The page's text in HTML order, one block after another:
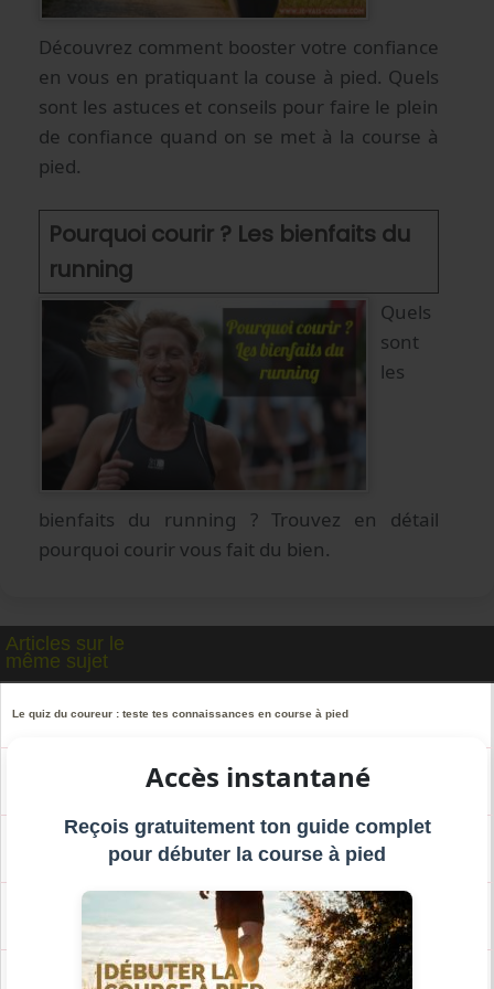
Accès instantané
Reçois gratuitement ton guide complet
pour débuter la course à pied
Découvrez comment booster votre confiance
en vous en pratiquant la couse à pied. Quels
sont les astuces et conseils pour faire le plein
de confiance quand on se met à la course à
pied.
Pourquoi courir ? Les bienfaits du
running
Quels
sont
les
bienfaits du running ? Trouvez en détail
pourquoi courir vous fait du bien.
Articles sur le
même sujet
Le quiz du coureur : teste tes connaissances en course à pied
Les 7 signes qui prouvent que vous sortez avec un runner et comment y survivre
Runners : 10 mauvais comportements qu'on ne veut plus voir en course à pied
Courir contre le burn-out : les atouts de la course à pied
Guide complet Courir en voyage : itinéraires, conseils, courses